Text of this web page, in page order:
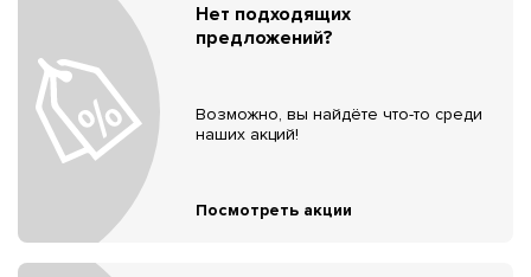
Нет подходящих
предложений?
Возможно, вы найдёте что-то среди
наших акций!
Посмотреть акции